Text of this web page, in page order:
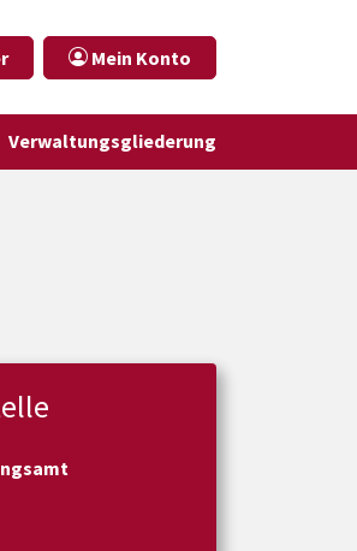
Mein Konto
Verwaltungsgliederung